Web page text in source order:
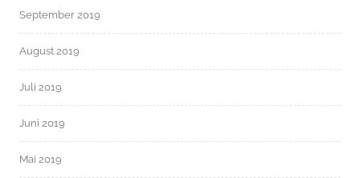
September 2019
August 2019
Juli 2019
Juni 2019
Mai 2019